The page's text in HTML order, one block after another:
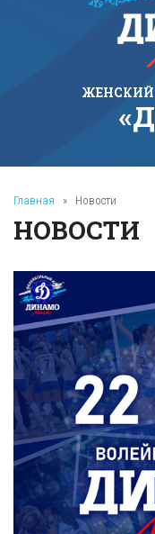
ЖЕНСКИЙ
Главная » Новости
НОВОСТИ